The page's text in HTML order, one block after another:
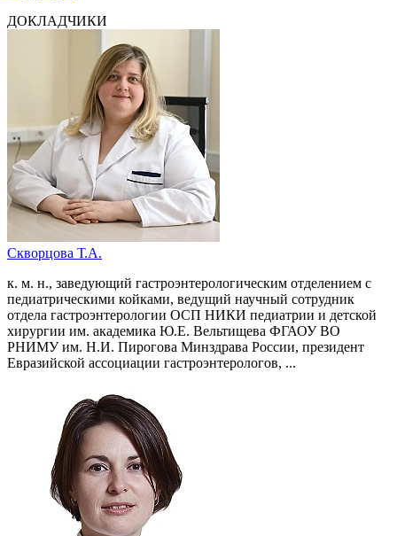
ДОКЛАДЧИКИ
Скворцова Т.А.
к. м. н., заведующий гастроэнтерологическим отделением с
педиатрическими койками, ведущий научный сотрудник
отдела гастроэнтерологии ОСП НИКИ педиатрии и детской
хирургии им. академика Ю.Е. Вельтищева ФГАОУ ВО
РНИМУ им. Н.И. Пирогова Минздрава России, президент
Евразийской ассоциации гастроэнтерологов, ...